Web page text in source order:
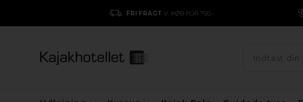
FRI FRAGT V. KØB FOR 750,-